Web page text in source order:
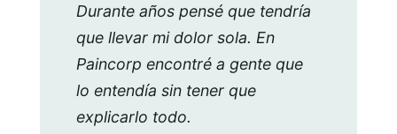
Durante años pensé que tendría
que llevar mi dolor sola. En
Paincorp encontré a gente que
lo entendía sin tener que
explicarlo todo.